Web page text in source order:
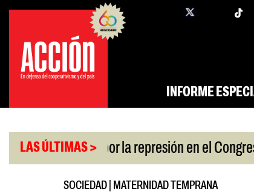
Saltar
contenido
facebook
INFORME
LAS ÚLTIMAS >
a policías por la represión en el Congreso |
SOCIEDAD| MATERNIDAD TEMPRANA